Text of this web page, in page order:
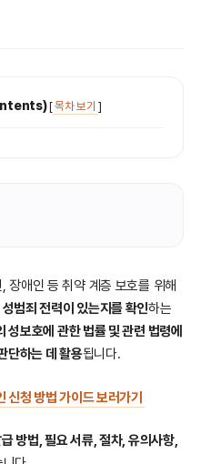
[목차 보기 ]
장애인 등 취약 계층 보호를 위해
범죄 전력이 있는지를 확인하는
성보호에 관한 법률 및 관련 법령에
단하는 데 활용됩니다.
신청 방법 가이드 보러가기
방법, 필요 서류, 절차, 유의사항,